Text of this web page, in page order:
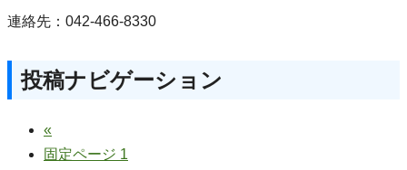
連絡先：042-466-8330
投稿ナビゲーション
«
固定ページ 1